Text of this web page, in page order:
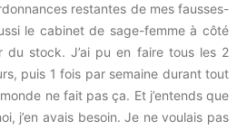
restantes de mes fausses-
le cabinet de sage-femme à côté
du stock. J’ai pu en faire tous les 2
puis 1 fois par semaine durant tout
ne fait pas ça. Et j’entends que
j’en avais besoin. Je ne voulais pas